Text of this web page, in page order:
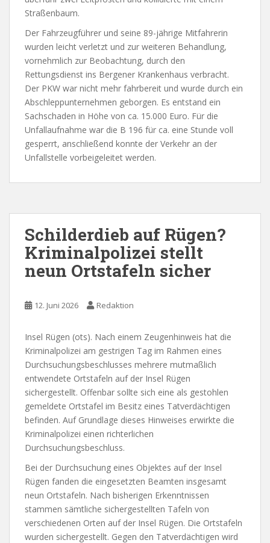
Straßenbaum.
Der Fahrzeugführer und seine 89-jährige Mitfahrerin
wurden leicht verletzt und zur weiteren Behandlung,
vornehmlich zur Beobachtung, durch den
Rettungsdienst ins Bergener Krankenhaus verbracht.
Der PKW war nicht mehr fahrbereit und wurde durch ein
Abschleppunternehmen geborgen. Es entstand ein
Sachschaden in Höhe von ca. 15.000 Euro. Für die
Unfallaufnahme war die B 196 für ca. eine Stunde voll
gesperrt, anschließend konnte der Verkehr an der
Unfallstelle vorbeigeleitet werden.
Schilderdieb auf Rügen?
Kriminalpolizei stellt
neun Ortstafeln sicher
12. Juni 2026 Redaktion
Insel Rügen (ots). Nach einem Zeugenhinweis hat die
Kriminalpolizei am gestrigen Tag im Rahmen eines
Durchsuchungsbeschlusses mehrere mutmaßlich
entwendete Ortstafeln auf der Insel Rügen
sichergestellt. Offenbar sollte sich eine als gestohlen
gemeldete Ortstafel im Besitz eines Tatverdächtigen
befinden. Auf Grundlage dieses Hinweises erwirkte die
Kriminalpolizei einen richterlichen
Durchsuchungsbeschluss.
Bei der Durchsuchung eines Objektes auf der Insel
Rügen fanden die eingesetzten Beamten insgesamt
neun Ortstafeln. Nach bisherigen Erkenntnissen
stammen sämtliche sichergestellten Tafeln von
verschiedenen Orten auf der Insel Rügen. Die Ortstafeln
wurden sichergestellt. Gegen den Tatverdächtigen wird